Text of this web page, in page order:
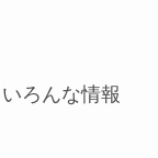
ろんな情報